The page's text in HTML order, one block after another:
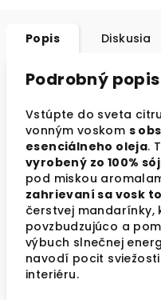
Popis Diskusia
Podrobný popis
Vstúpte do sveta
vonným voskom s
esenciálneho oleja.
vyrobený zo 100%
pod miskou
zahrievaní sa vosk
čerstvej
povzbudzujúco a
výbuch slnečnej
navodí pocit
interiéru.